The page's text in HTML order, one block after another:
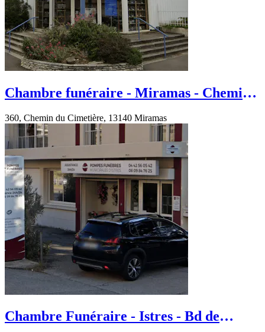
Chambre funéraire - Miramas - Chemin
360, Chemin du Cimetière, 13140 Miramas
Chambre Funéraire - Istres - Bd de